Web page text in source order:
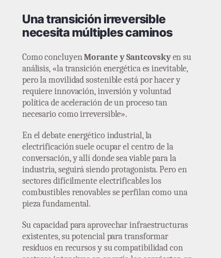
Una transición irreversible
necesita múltiples caminos
Como concluyenMorante y Santcovskyen su
análisis, «la transición energética es inevitable,
pero la movilidad sostenible está por hacer y
requiere innovación, inversión y voluntad
política de aceleración de un proceso tan
necesario como irreversible».
En el debate energético industrial, la
electrificación suele ocupar el centro de la
conversación, y allí donde sea viable para la
industria, seguirá siendo protagonista. Pero en
sectores difícilmente electrificables los
combustibles renovables se perfilan como una
pieza fundamental.
Su capacidad para aprovechar infraestructuras
existentes, su potencial para transformar
residuos en recursos y su compatibilidad con